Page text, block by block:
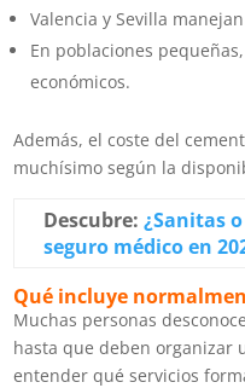
Valencia y Sevilla
En poblaciones
económicos.
Además, el coste del
muchísimo según la
Descubre:¿Sanitas
seguro médico en
Qué incluye
Muchas personas
hasta que deben organizar
entender qué servicios